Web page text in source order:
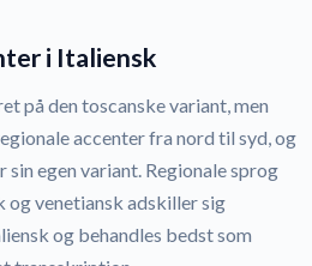
i Italiensk
på den toscanske variant, men
accenter fra nord til syd, og
egen variant. Regionale sprog
og venetiansk adskiller sig
og behandles bedst som